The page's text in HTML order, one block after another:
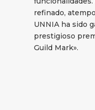
refinado,
UNNIA ha sido
prestigioso
Guild Mark».